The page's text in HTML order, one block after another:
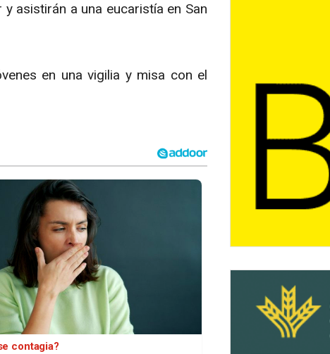
asistirán a una eucaristía en San
en una vigilia y misa con el
contagia?